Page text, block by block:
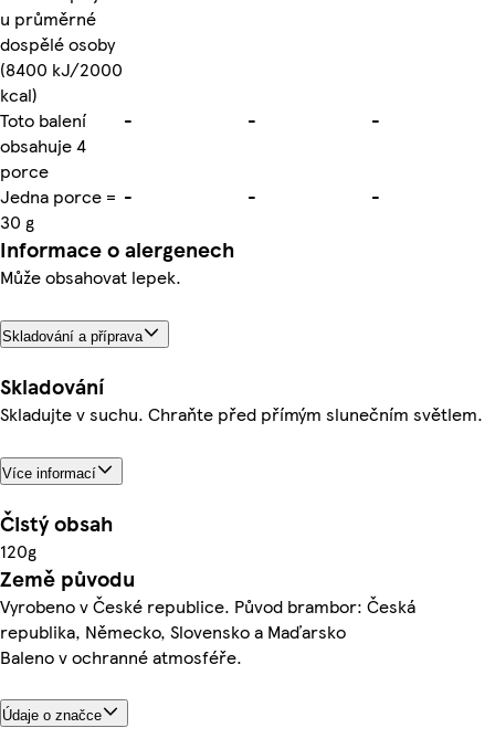
u průměrné
dospělé osoby
(8400 kJ/2000
kcal)
Toto balení
obsahuje 4
porce
- - -
Jedna porce =
30 g
- - -
Informace o alergenech
Může obsahovat lepek.
Skladování a příprava
Skladování
Skladujte v suchu. Chraňte před přímým slunečním světlem.
Více informací
Čistý obsah
120g
Země původu
Vyrobeno v České republice. Původ brambor: Česká
republika, Německo, Slovensko a Maďarsko
Baleno v ochranné atmosféře.
Údaje o značce